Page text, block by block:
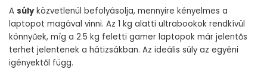
A súlyközvetlenül befolyásolja, mennyire kényelmes a
laptopot magával vinni. Az 1 kg alatti ultrabookok rendkívül
könnyűek, míg a 2.5 kg feletti gamer laptopok már jelentős
terhet jelentenek a hátizsákban. Az ideális súly az egyéni
igényektől függ.